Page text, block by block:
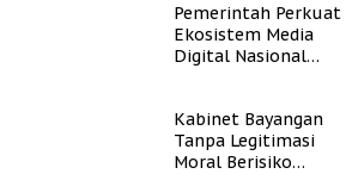
Pemerintah Perkuat
Ekosistem Media
Digital Nasional
Kabinet Bayangan
Tanpa Legitimasi
Moral Berisiko